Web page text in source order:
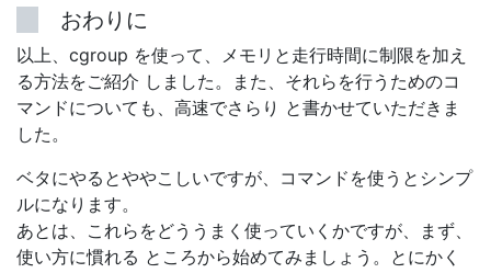
おわりに
以上、cgroup を使って、メモリと走行時間に制限を加え
る方法をご紹介 しました。また、それらを行うためのコ
マンドについても、高速でさらり と書かせていただきま
した。
ベタにやるとややこしいですが、コマンドを使うとシンプ
ルになります。
あとは、これらをどううまく使っていくかですが、まず、
使い方に慣れる ところから始めてみましょう。とにかく